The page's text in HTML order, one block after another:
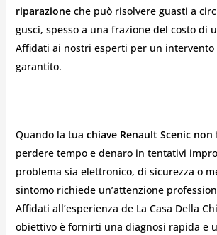
riparazioneche può risolvere guasti a
gusci, spesso a una frazione del costo di
Affidati ai nostri esperti per un intervento
garantito.
Quando la tua chiave Renault Scenic non
perdere tempo e denaro in tentativi
problema sia elettronico, di sicurezza o
sintomo richiede un’attenzione
Affidati all’esperienza de La Casa Della
obiettivo è fornirti una diagnosi rapida e